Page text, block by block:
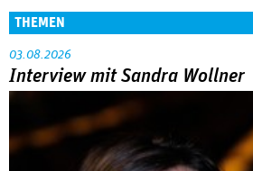
THEMEN
03.08.2026
Interview mit Sandra Wollner